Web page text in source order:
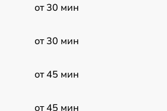
от 30 мин
от 30 мин
от 45 мин
от 45 мин